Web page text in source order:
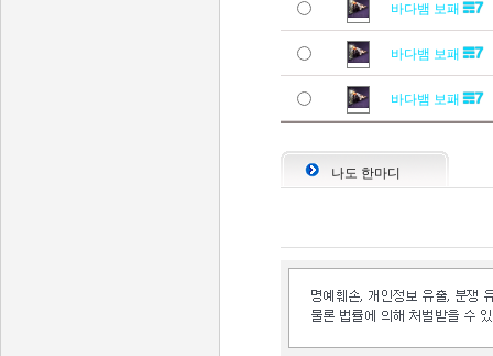
바다뱀 보패
바다뱀 보패
바다뱀 보패
나도 한마디